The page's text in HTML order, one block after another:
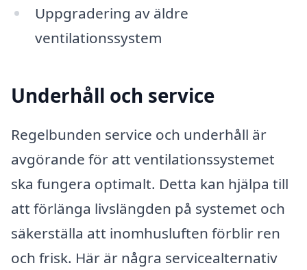
Uppgradering av äldre
ventilationssystem
Underhåll och service
Regelbunden service och underhåll är
avgörande för att ventilationssystemet
ska fungera optimalt. Detta kan hjälpa till
att förlänga livslängden på systemet och
säkerställa att inomhusluften förblir ren
och frisk. Här är några servicealternativ